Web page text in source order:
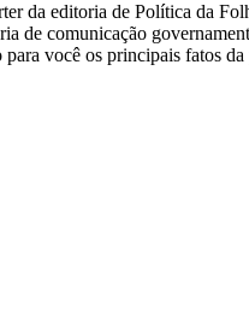
da editoria de Política da
de comunicação
você os principais fatos